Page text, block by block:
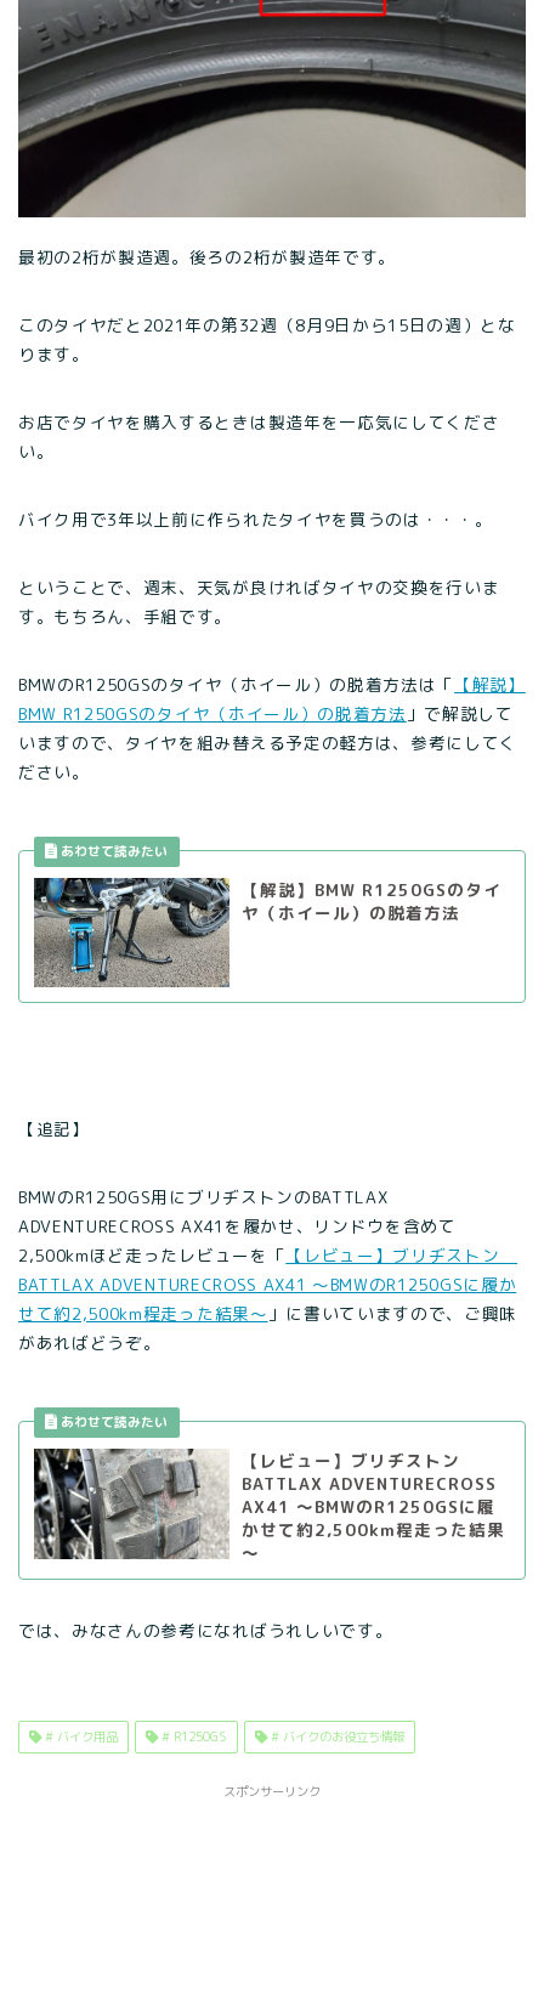
最初の2桁が製造週。後ろの2桁が製造年です。
このタイヤだと2021年の第32週（8月9日から15日の週）とな
ります。
お店でタイヤを購入するときは製造年を一応気にしてくださ
い。
バイク用で3年以上前に作られたタイヤを買うのは・・・。
ということで、週末、天気が良ければタイヤの交換を行いま
す。もちろん、手組です。
BMWのR1250GSのタイヤ（ホイール）の脱着方法は「 【解説】
BMW R1250GSのタイヤ（ホイール）の脱着方法 」で解説して
いますので、タイヤを組み替える予定の軽方は、参考にしてく
ださい。
【解説】BMW R1250GSのタイ
ヤ（ホイール）の脱着方法
【追記】
BMWのR1250GS用にブリヂストンのBATTLAX
ADVENTURECROSS AX41を履かせ、リンドウを含めて
2,500kmほど走ったレビューを「 【レビュー】ブリヂストン
BATTLAX ADVENTURECROSS AX41 ～BMWのR1250GSに履か
せて約2,500km程走った結果～ 」に書いていますので、ご興味
があればどうぞ。
【レビュー】ブリヂストン
BATTLAX ADVENTURECROSS
AX41 ～BMWのR1250GSに履
かせて約2,500km程走った結果
～
では、みなさんの参考になればうれしいです。
# バイク用品 # R1250GS # バイクのお役立ち情報
スポンサーリンク